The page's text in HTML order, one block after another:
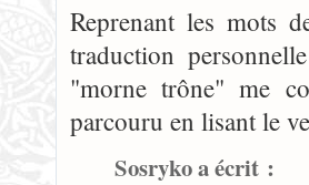
Reprenant les mots
traduction
"morne trône" me
parcouru en lisant le
Sosryko a écrit :